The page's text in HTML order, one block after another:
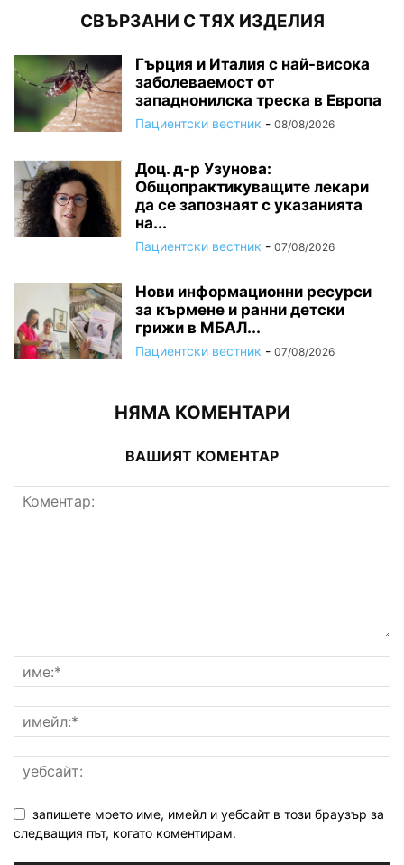
СВЪРЗАНИ С ТЯХ ИЗДЕЛИЯ
Гърция и Италия с най-висока
заболеваемост от
западнонилска треска в Европа
Пациентски вестник - 08/08/2026
Доц. д-р Узунова:
Общопрактикуващите лекари
да се запознаят с указанията
на...
Пациентски вестник - 07/08/2026
Нови информационни ресурси
за кърмене и ранни детски
грижи в МБАЛ...
Пациентски вестник - 07/08/2026
НЯМА КОМЕНТАРИ
ВАШИЯТ КОМЕНТАР
запишете моето име, имейл и уебсайт в този браузър за
следващия път, когато коментирам.